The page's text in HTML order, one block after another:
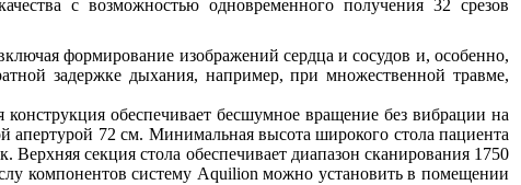
с возможностью одновременного получения 32 срезов
формирование изображений сердца и сосудов и, особенно,
задержке дыхания, например, при множественной травме,
обеспечивает бесшумное вращение без вибрации на
апертурой 72 см. Минимальная высота широкого стола пациента
секция стола обеспечивает диапазон сканирования 1750
компонентов систему Aquilion можно установить в помещении